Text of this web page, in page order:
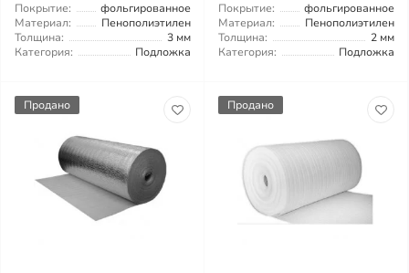
Покрытие:
фольгированное
Материал:
Пенополиэтилен
Толщина:
3 мм
Категория:
Подложка
Покрытие:
фольгированное
Материал:
Пенополиэтилен
Толщина:
2 мм
Категория:
Подложка
Продано Продано